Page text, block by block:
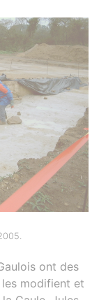
ont des
modifient et